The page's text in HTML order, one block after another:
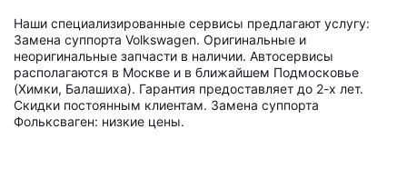
Наши специализированные сервисы предлагают услугу:
Замена суппорта Volkswagen. Оригинальные и
неоригинальные запчасти в наличии. Автосервисы
располагаются в Москве и в ближайшем Подмосковье
(Химки, Балашиха). Гарантия предоставляет до 2-х лет.
Скидки постоянным клиентам. Замена суппорта
Фольксваген: низкие цены.